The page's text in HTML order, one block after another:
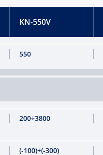
KN-550V
550
200÷3800
(-100)÷(-300)